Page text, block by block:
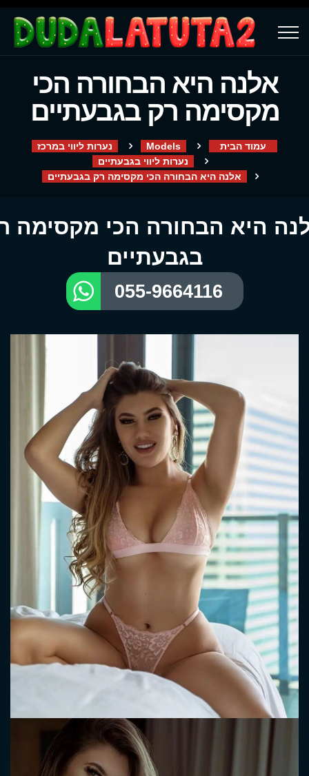
אלנה היא הבחורה הכי
מקסימה רק בגבעתיים
עמוד הבית Models
נערות ליווי במרכז
נערות ליווי בגבעתיים
אלנה היא הבחורה הכי מקסימה רק בגבעתיים
היא הבחורה הכי מקסימה
בגבעתיים
055-9664116